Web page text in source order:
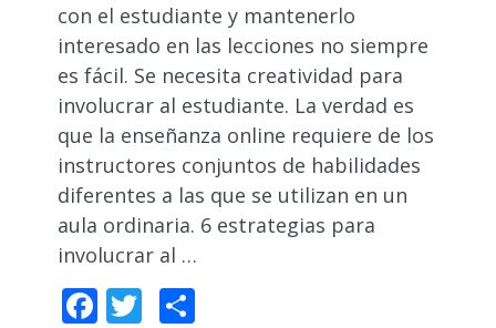
con el estudiante y mantenerlo
interesado en las lecciones no siempre
es fácil. Se necesita creatividad para
involucrar al estudiante. La verdad es
que la enseñanza online requiere de los
instructores conjuntos de habilidades
diferentes a las que se utilizan en un
aula ordinaria. 6 estrategias para
involucrar al …
Facebook
Twitter